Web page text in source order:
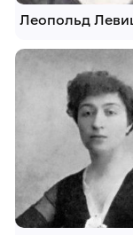
Леопольд